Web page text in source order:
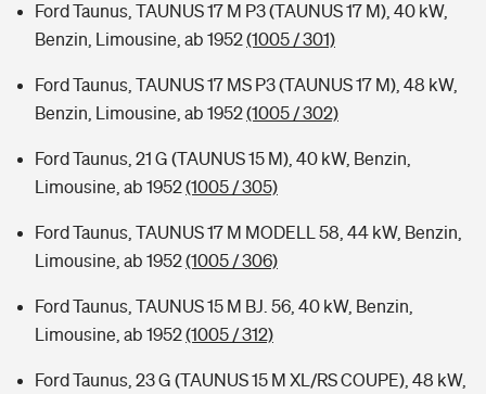
Ford Taunus, TAUNUS 17 M P3 (TAUNUS 17 M), 40 kW,
Benzin, Limousine, ab 1952(1005 / 301)
Ford Taunus, TAUNUS 17 MS P3 (TAUNUS 17 M), 48 kW,
Benzin, Limousine, ab 1952(1005 / 302)
Ford Taunus, 21 G (TAUNUS 15 M), 40 kW, Benzin,
Limousine, ab 1952(1005 / 305)
Ford Taunus, TAUNUS 17 M MODELL 58, 44 kW, Benzin,
Limousine, ab 1952(1005 / 306)
Ford Taunus, TAUNUS 15 M BJ. 56, 40 kW, Benzin,
Limousine, ab 1952(1005 / 312)
Ford Taunus, 23 G (TAUNUS 15 M XL/RS COUPE), 48 kW,